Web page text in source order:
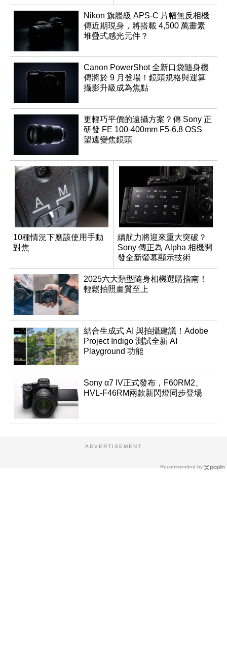
RX1R 系列
流
Nikon 旗艦級 APS-C 片幅無反相機
傳近期現身，將搭載 4,500 萬畫素
堆疊式感光元件？
Canon PowerShot 全新口袋隨身機
傳將於 9 月登場！鏡頭規格與運算
攝影升級成為焦點
更輕巧平價的遠攝方案？傳 Sony 正
研發 FE 100-400mm F5-6.8 OSS
望遠變焦鏡頭
10種情況下應該使用手動
對焦
續航力將迎來重大突破？
Sony 傳正為 Alpha 相機開
發全新螢幕顯示技術
2025六大類型隨身相機選購指南！
輕鬆拍照畫質至上
結合生成式 AI 與拍攝建議！Adobe
Project Indigo 測試全新 AI
Playground 功能
Sony α7 IV正式發布，F60RM2、
HVL-F46RM兩款新閃燈同步登場
Recommended by
ADVERTISEMENT